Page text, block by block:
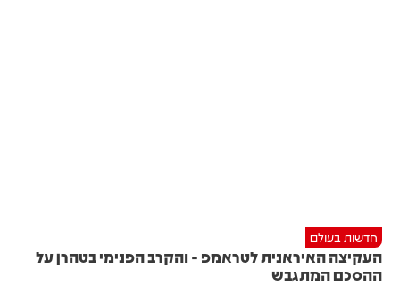
חדשות בעולם
העקיצה האיראנית לטראמפ - והקרב הפנימי בטהרן על
ההסכם המתגבש